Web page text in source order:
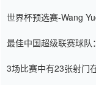
世界杯预选赛-Wang
最佳中国超级联赛球队
3场比赛中有23张射门